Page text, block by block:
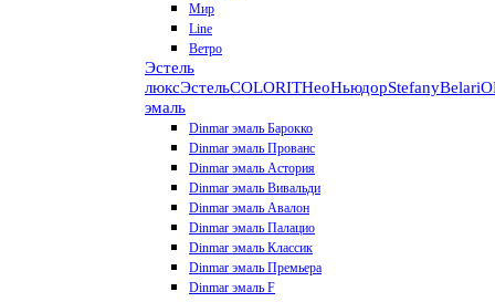
Мир
Line
Ветро
Эстель
люксЭстельCOLORITНеоНьюдорStefanyBelari
эмаль
Dinmar эмаль Барокко
Dinmar эмаль Прованс
Dinmar эмаль Астория
Dinmar эмаль Вивальди
Dinmar эмаль Авалон
Dinmar эмаль Палацио
Dinmar эмаль Классик
Dinmar эмаль Премьера
Dinmar эмаль F